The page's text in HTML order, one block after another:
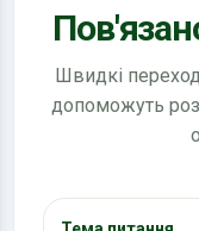
Швидкі
допоможуть